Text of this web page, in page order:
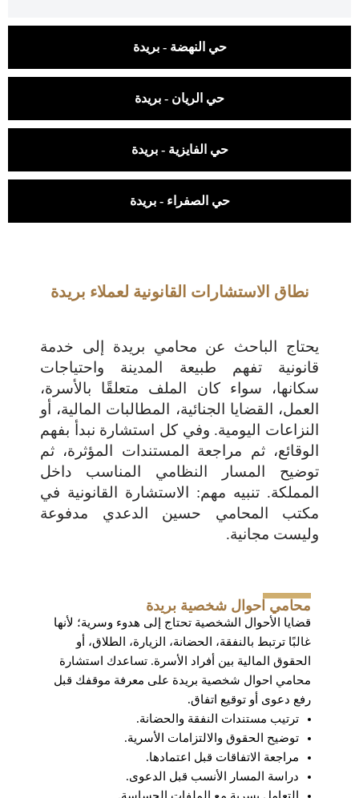
حي النهضة - بريدة
حي الريان - بريدة
حي الفايزية - بريدة
حي الصفراء - بريدة
نطاق الاستشارات القانونية لعملاء بريدة
يحتاج الباحث عن محامي بريدة إلى خدمة
قانونية تفهم طبيعة المدينة واحتياجات
سكانها، سواء كان الملف متعلقًا بالأسرة،
العمل، القضايا الجنائية، المطالبات المالية، أو
النزاعات اليومية. وفي كل استشارة نبدأ بفهم
الوقائع، ثم مراجعة المستندات المؤثرة، ثم
توضيح المسار النظامي المناسب داخل
المملكة. تنبيه مهم: الاستشارة القانونية في
مكتب المحامي حسين الدعدي مدفوعة
وليست مجانية.
محامي احوال شخصية بريدة
قضايا الأحوال الشخصية تحتاج إلى هدوء وسرية؛ لأنها
غالبًا ترتبط بالنفقة، الحضانة، الزيارة، الطلاق، أو
الحقوق المالية بين أفراد الأسرة. تساعدك استشارة
محامي احوال شخصية بريدة على معرفة موقفك قبل
رفع دعوى أو توقيع اتفاق.
ترتيب مستندات النفقة والحضانة.
توضيح الحقوق والالتزامات الأسرية.
مراجعة الاتفاقات قبل اعتمادها.
دراسة المسار الأنسب قبل الدعوى.